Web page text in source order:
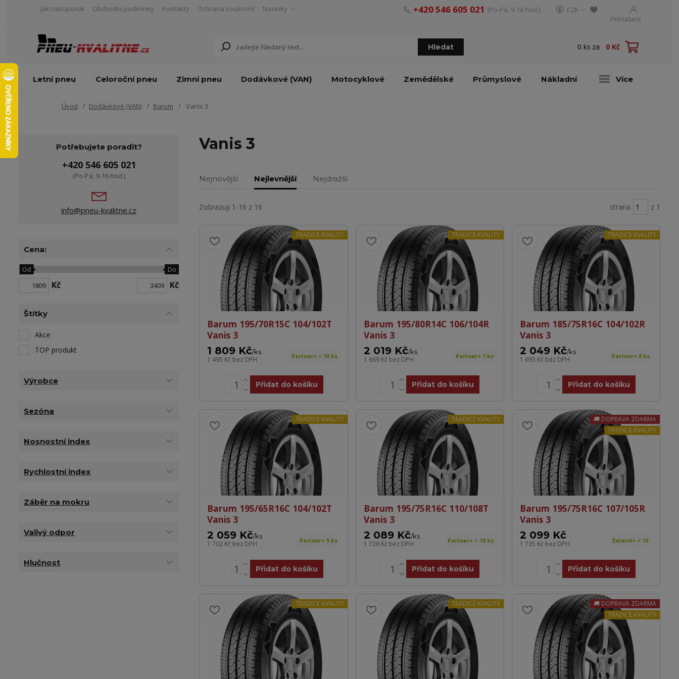
Jak nakupovat Obchodní podmínky Kontakty Ochrana soukromí Novinky
CZK
Přihlášení
Hledat
+420 546 605 021 (Po-Pá, 9-16 hod.)
0 ks za 0 Kč
Letní pneu Celoroční pneu Zimní pneu Dodávkové (VAN) Motocyklové Zemědělské Průmyslové Nákladní Více
Úvod Dodávkové (VAN) Barum Vanis 3
Vanis 3
Nejnovější Nejlevnější Nejdražší
Zobrazuji 1-16 z 16 strana z 1
TRADICE KVALITY
Barum 195/70R15C 104/102T
Vanis 3
1 809 Kč/ks
1 495 Kč bez DPH Partner+ > 10 ks
Přidat do košíku
TRADICE KVALITY
Barum 195/80R14C 106/104R
Vanis 3
2 019 Kč/ks
1 669 Kč bez DPH Partner+ 7 ks
Přidat do košíku
TRADICE KVALITY
Barum 185/75R16C 104/102R
Vanis 3
2 049 Kč/ks
1 693 Kč bez DPH Partner+ 8 ks
Přidat do košíku
TRADICE KVALITY
Barum 195/65R16C 104/102T
Vanis 3
2 059 Kč/ks
1 702 Kč bez DPH Partner+ 5 ks
Přidat do košíku
TRADICE KVALITY
Barum 195/75R16C 110/108T
Vanis 3
2 089 Kč/ks
1 726 Kč bez DPH Partner+ > 10 ks
Přidat do košíku
DOPRAVA ZDARMA
TRADICE KVALITY
Barum 195/75R16C 107/105R
Vanis 3
2 099 Kč
1 735 Kč bez DPH Externí+ > 10
Přidat do košíku
TRADICE KVALITY TRADICE KVALITY
DOPRAVA ZDARMA
TRADICE KVALITY
Cena:
Kč
Od Do
Kč
Štítky
Akce
TOP produkt
Výrobce
Sezóna
Nosnostní index
Rychlostní index
Záběr na mokru
Valivý odpor
Hlučnost
Potřebujete poradit?
+420 546 605 021
(Po-Pá, 9-16 hod.)
info@pneu-kvalitne.cz